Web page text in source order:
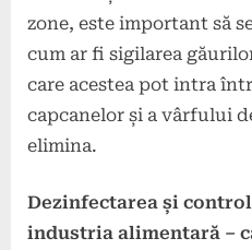
zone, este important să
cum ar fi sigilarea
care acestea pot intra
capcanelor și a vârfului
elimina.
Dezinfectarea și
industria alimentară –